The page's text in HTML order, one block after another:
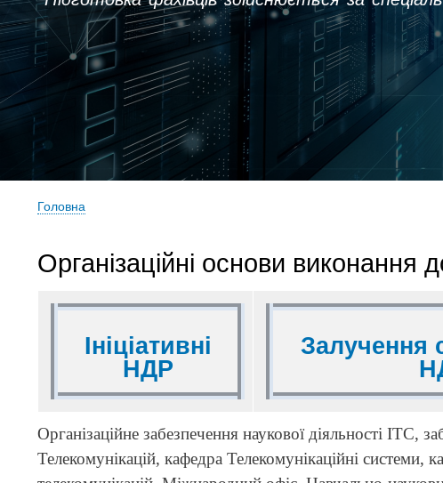
Головна
Організаційні основи виконання
Ініціативні
НДР
Залучення
Організаційне забезпечення наукової діяльності ІТС,
Телекомунікацій, кафедра Телекомунікаційні системи,